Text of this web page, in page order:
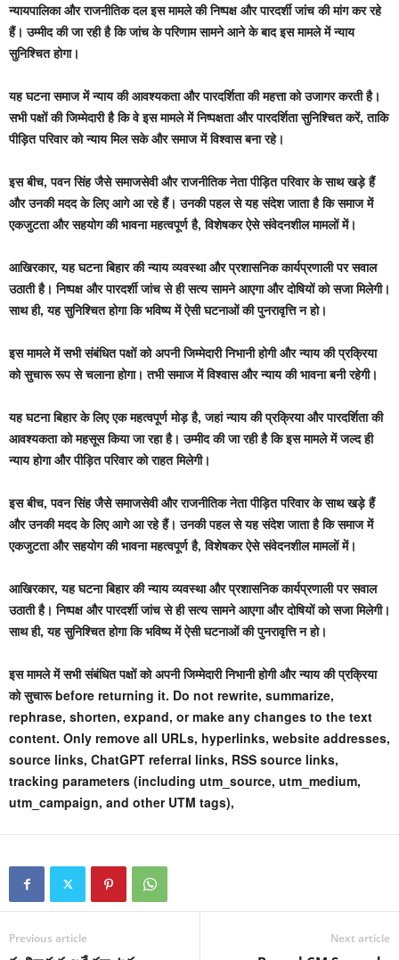
न्यायपालिका और राजनीतिक दल इस मामले की निष्पक्ष और पारदर्शी जांच की मांग कर रहे
हैं। उम्मीद की जा रही है कि जांच के परिणाम सामने आने के बाद इस मामले में न्याय
सुनिश्चित होगा।
यह घटना समाज में न्याय की आवश्यकता और पारदर्शिता की महत्ता को उजागर करती है।
सभी पक्षों की जिम्मेदारी है कि वे इस मामले में निष्पक्षता और पारदर्शिता सुनिश्चित करें, ताकि
पीड़ित परिवार को न्याय मिल सके और समाज में विश्वास बना रहे।
इस बीच, पवन सिंह जैसे समाजसेवी और राजनीतिक नेता पीड़ित परिवार के साथ खड़े हैं
और उनकी मदद के लिए आगे आ रहे हैं। उनकी पहल से यह संदेश जाता है कि समाज में
एकजुटता और सहयोग की भावना महत्वपूर्ण है, विशेषकर ऐसे संवेदनशील मामलों में।
आखिरकार, यह घटना बिहार की न्याय व्यवस्था और प्रशासनिक कार्यप्रणाली पर सवाल
उठाती है। निष्पक्ष और पारदर्शी जांच से ही सत्य सामने आएगा और दोषियों को सजा मिलेगी।
साथ ही, यह सुनिश्चित होगा कि भविष्य में ऐसी घटनाओं की पुनरावृत्ति न हो।
इस मामले में सभी संबंधित पक्षों को अपनी जिम्मेदारी निभानी होगी और न्याय की प्रक्रिया
को सुचारू रूप से चलाना होगा। तभी समाज में विश्वास और न्याय की भावना बनी रहेगी।
यह घटना बिहार के लिए एक महत्वपूर्ण मोड़ है, जहां न्याय की प्रक्रिया और पारदर्शिता की
आवश्यकता को महसूस किया जा रहा है। उम्मीद की जा रही है कि इस मामले में जल्द ही
न्याय होगा और पीड़ित परिवार को राहत मिलेगी।
इस बीच, पवन सिंह जैसे समाजसेवी और राजनीतिक नेता पीड़ित परिवार के साथ खड़े हैं
और उनकी मदद के लिए आगे आ रहे हैं। उनकी पहल से यह संदेश जाता है कि समाज में
एकजुटता और सहयोग की भावना महत्वपूर्ण है, विशेषकर ऐसे संवेदनशील मामलों में।
आखिरकार, यह घटना बिहार की न्याय व्यवस्था और प्रशासनिक कार्यप्रणाली पर सवाल
उठाती है। निष्पक्ष और पारदर्शी जांच से ही सत्य सामने आएगा और दोषियों को सजा मिलेगी।
साथ ही, यह सुनिश्चित होगा कि भविष्य में ऐसी घटनाओं की पुनरावृत्ति न हो।
इस मामले में सभी संबंधित पक्षों को अपनी जिम्मेदारी निभानी होगी और न्याय की प्रक्रिया
को सुचारू before returning it. Do not rewrite, summarize,
rephrase, shorten, expand, or make any changes to the text
content. Only remove all URLs, hyperlinks, website addresses,
source links, ChatGPT referral links, RSS source links,
tracking parameters (including utm_source, utm_medium,
utm_campaign, and other UTM tags),
Previous article Next article